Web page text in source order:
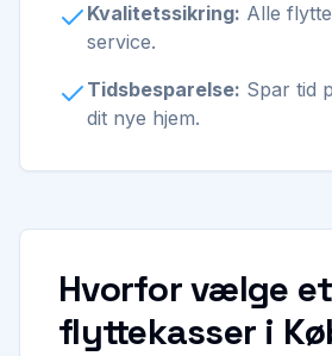
Kvalitetssikring: Alle
service.
Tidsbesparelse: Spar tid
dit nye hjem.
Hvorfor vælge
flyttekasser i